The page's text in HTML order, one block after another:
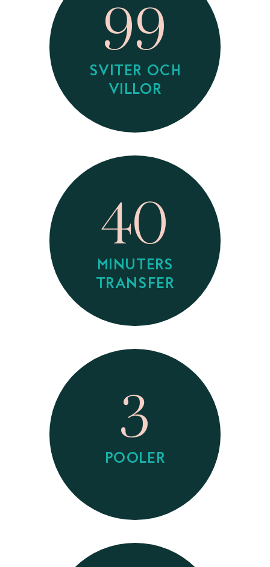
99
SVITER OCH
VILLOR
40
MINUTERS
TRANSFER
3
POOLER